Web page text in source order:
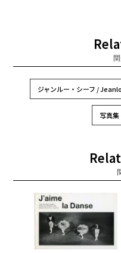
ジャンルー・シーフ /
写真集